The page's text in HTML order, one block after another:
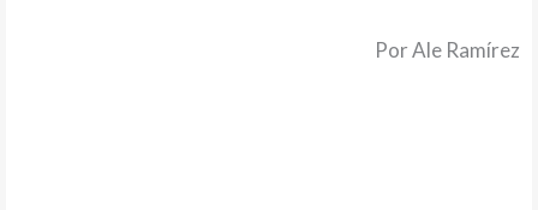
Por Ale Ramírez